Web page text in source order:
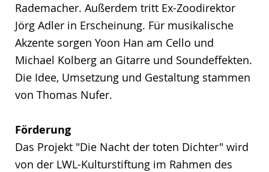
Rademacher. Außerdem tritt Ex-Zoodirektor
Jörg Adler in Erscheinung. Für musikalische
Akzente sorgen Yoon Han am Cello und
Michael Kolberg an Gitarre und Soundeffekten.
Die Idee, Umsetzung und Gestaltung stammen
von Thomas Nufer.
Förderung
Das Projekt "Die Nacht der toten Dichter" wird
von der LWL-Kulturstiftung im Rahmen des